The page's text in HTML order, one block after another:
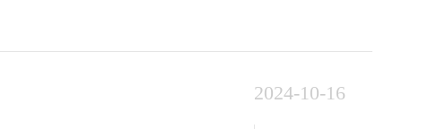
2024-10-16